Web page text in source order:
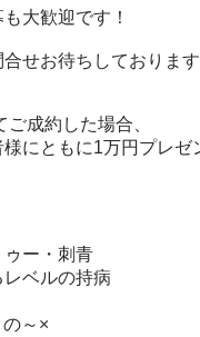
大歓迎です！
せお待ちしております
成約した場合、
にともに1万円プレゼ
ゥー・刺青
ベルの持病
～×